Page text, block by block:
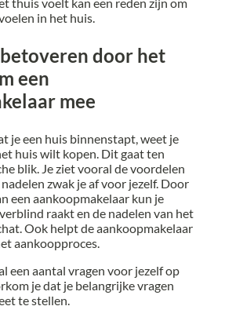
in het huis.
door het
een
mee
je een huis binnenstapt, weet je
huis wilt kopen. Dit gaat ten
blik. Je ziet vooral de voordelen
zwak je af voor jezelf. Door
een aankoopmakelaar kun je
raakt en de nadelen van het
Ook helpt de aankoopmakelaar
aankoopproces.
een aantal vragen voor jezelf op
je dat je belangrijke vragen
te stellen.